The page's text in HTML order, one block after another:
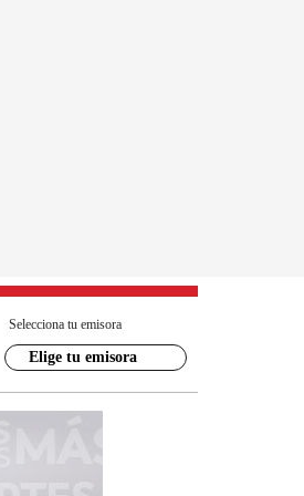
Selecciona tu emisora
Elige tu emisora